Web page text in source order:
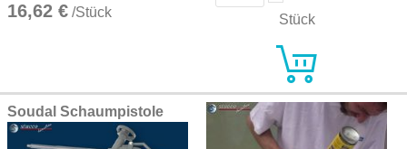
16,62 € /Stück Stück
Soudal Schaumpistole